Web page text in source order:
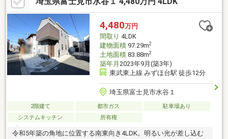
分圏内の公園2つに挟まれた立地♪・コンビニ徒歩6分、スーパ
ー・薬局徒歩12分
4,480万円
間取り 4LDK
建物面積97.29m2
土地面積83.88m2
築年月 2023年9月(築3年)
東武東上線 みずほ台駅 徒歩12分
埼玉県富士見市水谷１
2階建て 都市ガス
駐車場あり
システムキッチン
所有権
令和5年築の角地に位置する南東向き4LDK。明るい光が差し込む